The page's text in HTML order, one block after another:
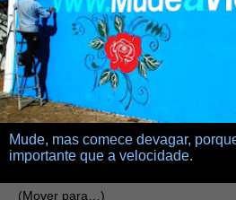
Mude, mas comece devagar,
importante que a velocidade.